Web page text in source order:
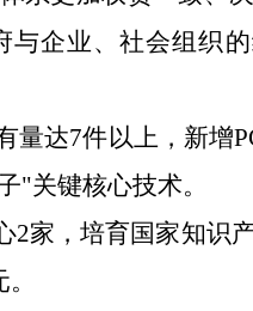
企业、社会组织
达7件以上，新增
"关键核心技术。
家，培育国家知识